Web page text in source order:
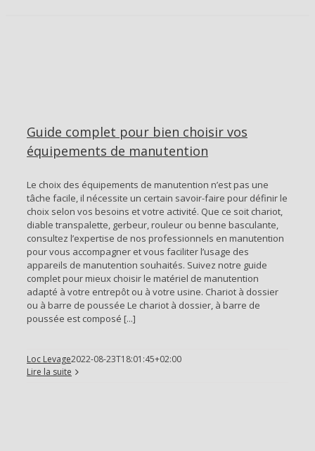
Guide complet pour bien choisir vos
équipements de manutention
Le choix des équipements de manutention n’est pas une
tâche facile, il nécessite un certain savoir-faire pour définir le
choix selon vos besoins et votre activité. Que ce soit chariot,
diable transpalette, gerbeur, rouleur ou benne basculante,
consultez l’expertise de nos professionnels en manutention
pour vous accompagner et vous faciliter l’usage des
appareils de manutention souhaités. Suivez notre guide
complet pour mieux choisir le matériel de manutention
adapté à votre entrepôt ou à votre usine. Chariot à dossier
ou à barre de poussée Le chariot à dossier, à barre de
poussée est composé [...]
Loc Levage2022-08-23T18:01:45+02:00
Lire la suite